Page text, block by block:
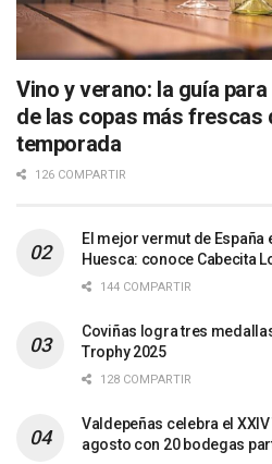
Vino y verano: la guía
de las copas más frescas
temporada
126 COMPARTIR
El mejor vermut de España
Huesca: conoce Cabecita
144 COMPARTIR
Coviñas logra tres
Trophy 2025
128 COMPARTIR
Valdepeñas celebra el
agosto con 20 bodegas